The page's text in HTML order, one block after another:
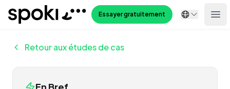
Spoki Essayer gratuitement
Retour aux études de cas